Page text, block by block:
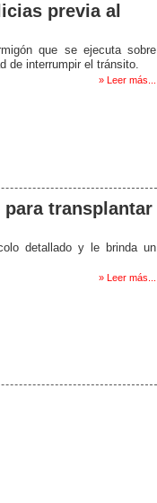
previa al
que se ejecuta sobre
de interrumpir el tránsito.
» Leer más...
transplantar
detallado y le brinda un
» Leer más...